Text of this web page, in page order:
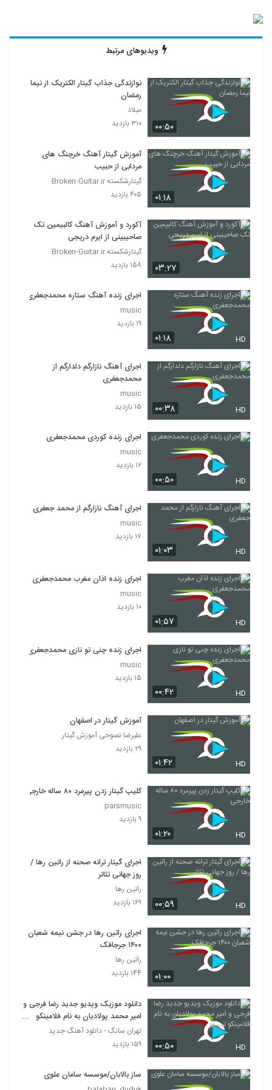
ویدیوهای مرتبط
۰۰:۵۰
نوازندگی جذاب گیتار الکتریک از نیما
رمضان
میلاد
۳۱۰ بازدید
۰۱:۱۸
آموزش گیتار آهنگ خرچنگ های
مردابی از حبیب
گیتارشکسته Broken-Guitar.ir
۴۰۵ بازدید
۰۳:۲۷
آکورد و آموزش آهنگ کالبیمین تک
صاحیبینی از ایرم دریجی
گیتارشکسته Broken-Guitar.ir
۱۵۸ بازدید
۰۱:۱۸ HD
اجرای زنده آهنگ ستاره محمدجعفری
music
۱۹ بازدید
۰۰:۳۸ HD
اجرای آهنگ نازارگم دلدارگم از
محمدجعفری
music
۱۵ بازدید
۰۰:۵۰ HD
اجرای زنده کوردی محمدجعفری
music
۱۲ بازدید
۰۱:۰۳ HD
اجرای آهنگ نازارگم از محمد جعفری
music
۱۷ بازدید
۰۱:۵۷ HD
اجرای زنده اذان مغرب محمدجعفری
music
۱۰ بازدید
۰۰:۴۲ HD
اجرای زنده چنی تو نازی محمدجعفری
music
۱۵ بازدید
۰۱:۴۲ HD
آموزش گیتار در اصفهان
علیرضا نصوحی آموزش گیتار
۲۹ بازدید
۰۱:۲۰ HD
کلیپ گیتار زدن پیرمرد ۸۰ ساله خارجی
parsmusic
۹ بازدید
۰۰:۵۹ HD
اجرای گیتار ترانه صحنه از راتین رها /
روز جهانی تئاتر
راتین رها
۱۶۹ بازدید
۰۱:۰۰
اجرای راتین رها در جشن نیمه شعبان
۱۴۰۰ جرجافک
راتین رها
۱۴۴ بازدید
۰۰:۵۰ HD
دانلود موزیک ویدیو جدید رضا فرجی و
امیر محمد پولادیان به نام فلامینکو
تیپیکو
تهران سانگ - دانلود آهنگ جدید
۱۵۹ بازدید
ساز بالابان/موسسه سامان علوی